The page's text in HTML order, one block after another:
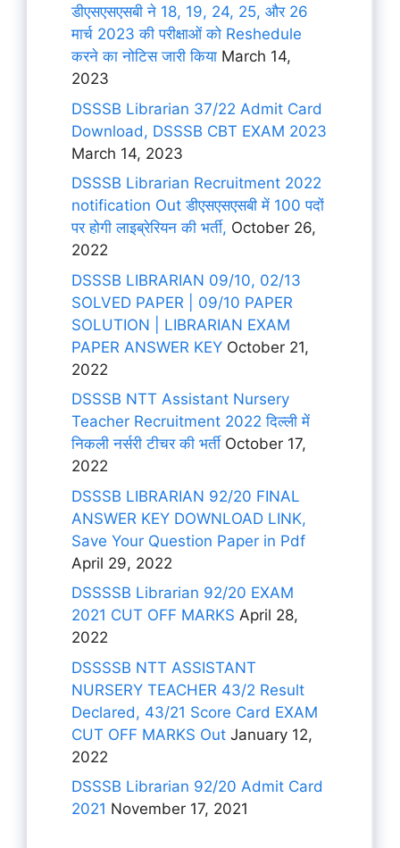
डीएसएसएसबी ने 18, 19, 24, 25, और 26
मार्च 2023 की परीक्षाओं को Reshedule
करने का नोटिस जारी किया March 14,
2023
DSSSB Librarian 37/22 Admit Card
Download, DSSSB CBT EXAM 2023
March 14, 2023
DSSSB Librarian Recruitment 2022
notification Out डीएसएसएसबी में 100 पदों
पर होगी लाइब्रेरियन की भर्ती, October 26,
2022
DSSSB LIBRARIAN 09/10, 02/13
SOLVED PAPER | 09/10 PAPER
SOLUTION | LIBRARIAN EXAM
PAPER ANSWER KEY October 21,
2022
DSSSB NTT Assistant Nursery
Teacher Recruitment 2022 दिल्ली में
निकली नर्सरी टीचर की भर्ती October 17,
2022
DSSSB LIBRARIAN 92/20 FINAL
ANSWER KEY DOWNLOAD LINK,
Save Your Question Paper in Pdf
April 29, 2022
DSSSSB Librarian 92/20 EXAM
2021 CUT OFF MARKS April 28,
2022
DSSSSB NTT ASSISTANT
NURSERY TEACHER 43/2 Result
Declared, 43/21 Score Card EXAM
CUT OFF MARKS Out January 12,
2022
DSSSB Librarian 92/20 Admit Card
2021 November 17, 2021